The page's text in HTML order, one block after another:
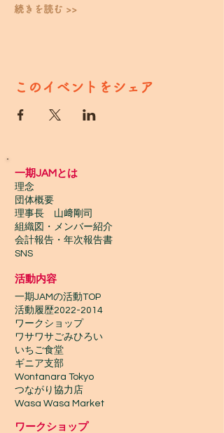
続きを読む >>
このイベントをシェア
一期JAMとは
理念
団体概要
理事長 山﨑剛司
組織図・メンバー紹介
会計報告​・年次報告書
SNS
活動内容
一期JAMの活動TOP
​活動履歴2022-2014
ワークショップ
ワサワサごみひろい
いちご食堂
ギニア支部
Wontanara Tokyo
​つながり協力店
Wasa Wasa Market​
​ワークショップ